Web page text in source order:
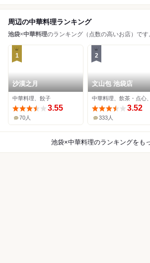
周辺の中華料理ランキング
池袋×中華料理のランキング（点数の高いお店）です
1
沙漠之月
中華料理、餃子
3.55
70人
2
文山包 池袋店
3.52
333人
池袋×中華料理のランキングをも